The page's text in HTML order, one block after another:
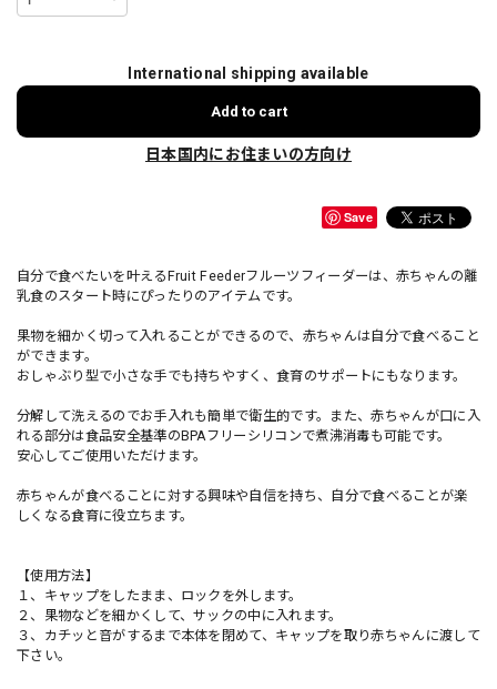
International shipping available
Add to cart
日本国内にお住まいの方向け
Save
自分で食べたいを叶えるFruit Feederフルーツフィーダーは、赤ちゃんの離
乳食のスタート時にぴったりのアイテムです。
果物を細かく切って入れることができるので、赤ちゃんは自分で食べること
ができます。
おしゃぶり型で小さな手でも持ちやすく、食育のサポートにもなります。
分解して洗えるのでお手入れも簡単で衛生的です。また、赤ちゃんが口に入
れる部分は食品安全基準のBPAフリーシリコンで煮沸消毒も可能です。
安心してご使用いただけます。
赤ちゃんが食べることに対する興味や自信を持ち、自分で食べることが楽
しくなる食育に役立ちます。
【使用方法】
１、キャップをしたまま、ロックを外します。
２、果物などを細かくして、サックの中に入れます。
３、カチッと音がするまで本体を閉めて、キャップを取り赤ちゃんに渡して
下さい。